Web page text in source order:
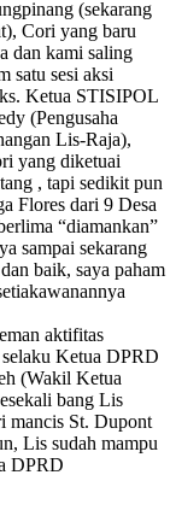
(sekarang
Cori yang baru
dan kami saling
satu sesi aksi
Ketua STISIPOL
(Pengusaha
Lis-Raja),
yang diketuai
, tapi sedikit pun
Flores dari 9 Desa
“diamankan”
sampai sekarang
baik, saya paham
aktifitas
Ketua DPRD
(Wakil Ketua
bang Lis
mancis St. Dupont
Lis sudah mampu
DPRD